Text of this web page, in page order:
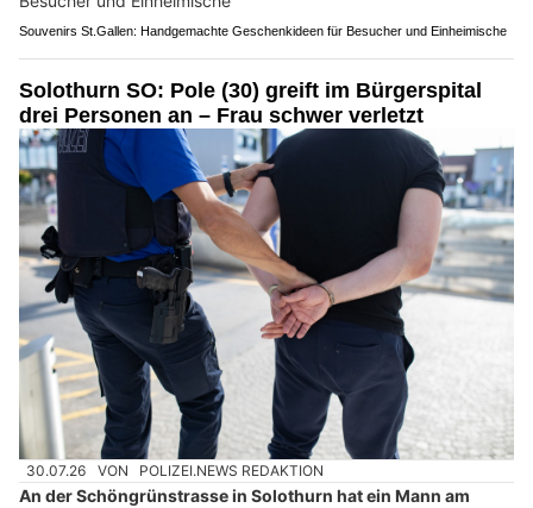
Souvenirs St.Gallen: Handgemachte Geschenkideen für Besucher und Einheimische
Solothurn SO: Pole (30) greift im Bürgerspital
drei Personen an – Frau schwer verletzt
30.07.26 VON POLIZEI.NEWS REDAKTION
An der Schöngrünstrasse in Solothurn hat ein Mann am